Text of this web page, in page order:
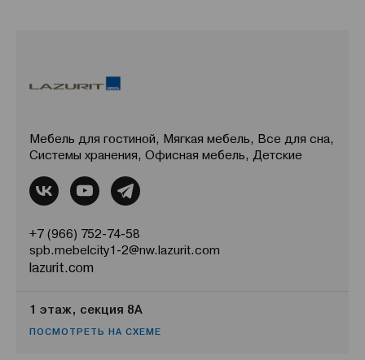
Мебель для гостиной, Мягкая мебель, Все для сна,
Системы хранения, Офисная мебель, Детские
+7 (966) 752-74-58
spb.mebelcity1-2@nw.lazurit.com
lazurit.com
1 этаж, секция 8А
ПОСМОТРЕТЬ НА СХЕМЕ